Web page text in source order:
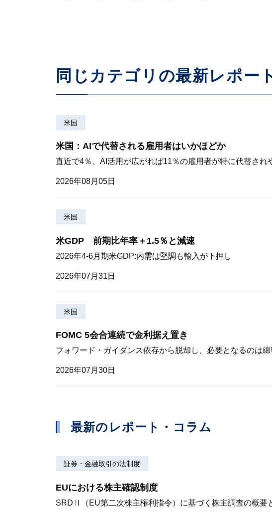
同じカテゴリの最新レポー
米国
米国：AIで代替される雇用者はいかほどか
直近で4％、AI活用が広がれば11％の雇用者が特に代替され
2026年08月05日
米国
米GDP 前期比年率＋1.5％と減速
2026年4-6月期米GDP:内需は堅調も輸入が下押し
2026年07月31日
米国
FOMC 5会合連続で金利据え置き
フォワード・ガイダンス依存から脱却し、必要となるのは
2026年07月30日
最新のレポート・コラム
証券・金融取引の法制度
EUにおける株主確認制度
SRDⅡ（EU第二次株主権利指令）に基づく株主調査の概要